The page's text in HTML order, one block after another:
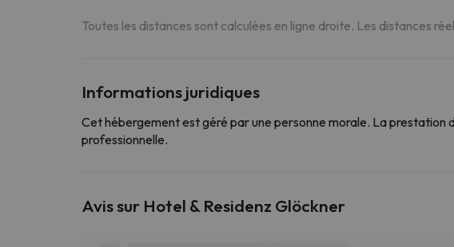
Toutes les distances sont calculées en ligne droite. Les distances
Informations juridiques
Cet hébergement est géré par une personne morale. La prestation
professionnelle.
Avis sur Hotel & Residenz Glöckner